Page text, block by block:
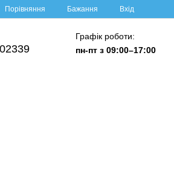
Порівняння Бажання Вхід
Графік роботи:
пн-пт з 09:00–17:00